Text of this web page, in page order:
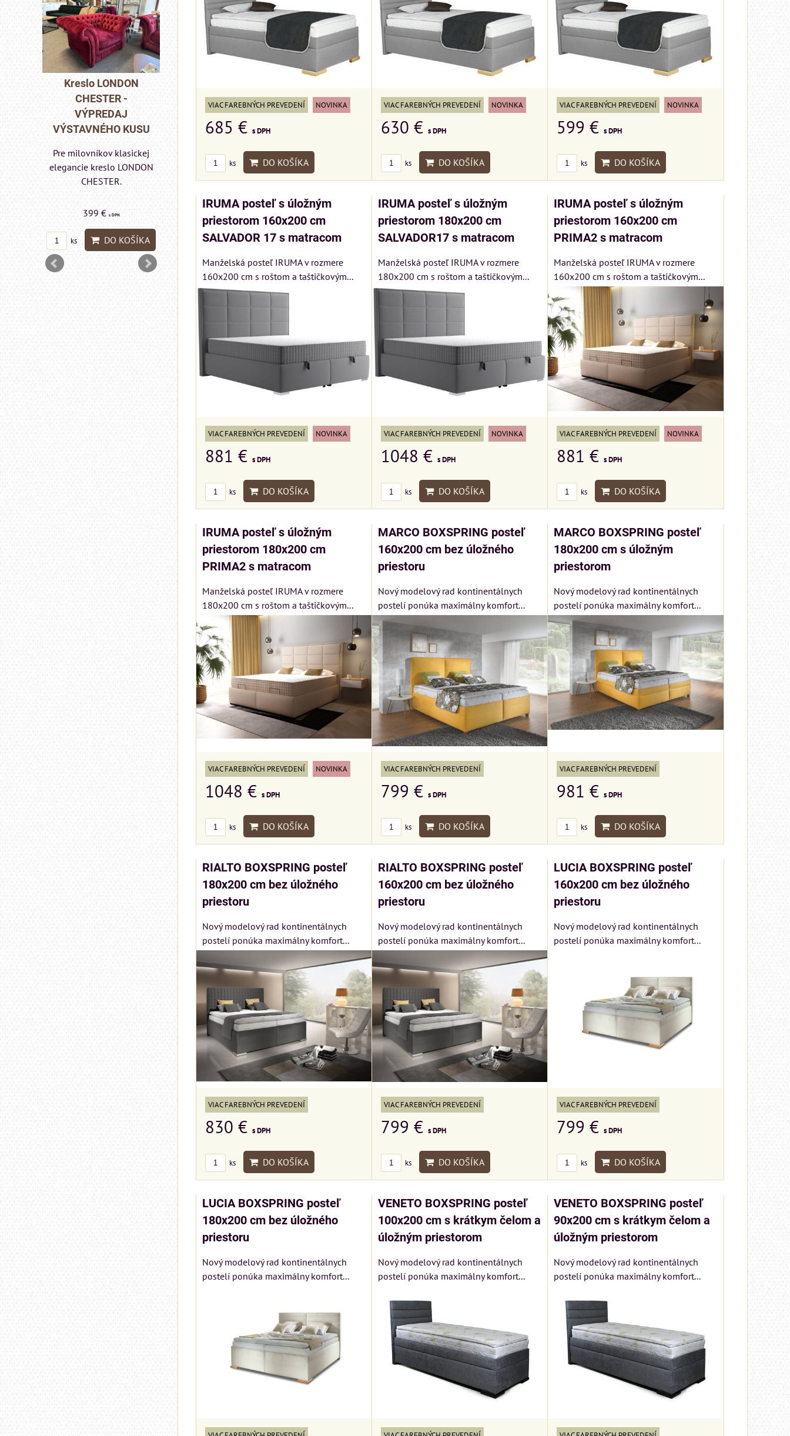
VIAC FAREBNÝCH PREVEDENÍ NOVINKA
685 € s DPH
ks DO KOŠÍKA
VIAC FAREBNÝCH PREVEDENÍ NOVINKA
630 € s DPH
ks DO KOŠÍKA
VIAC FAREBNÝCH PREVEDENÍ NOVINKA
599 €s DPH
ks DO KOŠÍKA
IRUMA posteľ s úložným
priestorom 160x200 cm
SALVADOR 17 s matracom
Manželská posteľ IRUMA v rozmere
160x200 cm s roštom a taštičkovým...
VIAC FAREBNÝCH PREVEDENÍ NOVINKA
881 € s DPH
ks DO KOŠÍKA
IRUMA posteľ s úložným
priestorom 180x200 cm
SALVADOR17 s matracom
Manželská posteľ IRUMA v rozmere
180x200 cm s roštom a taštičkovým...
VIAC FAREBNÝCH PREVEDENÍ NOVINKA
1048 € s DPH
ks DO KOŠÍKA
IRUMA posteľ s úložným
priestorom 160x200 cm
PRIMA2 s matracom
Manželská posteľ IRUMA v rozmere
160x200 cm s roštom a taštičkovým...
VIAC FAREBNÝCH PREVEDENÍ NOVINKA
881 €s DPH
ks DO KOŠÍKA
IRUMA posteľ s úložným
priestorom 180x200 cm
PRIMA2 s matracom
Manželská posteľ IRUMA v rozmere
180x200 cm s roštom a taštičkovým...
VIAC FAREBNÝCH PREVEDENÍ NOVINKA
1048 € s DPH
ks DO KOŠÍKA
MARCO BOXSPRING posteľ
160x200 cm bez úložného
priestoru
Nový modelový rad kontinentálnych
postelí ponúka maximálny komfort...
VIAC FAREBNÝCH PREVEDENÍ
799 € s DPH
ks DO KOŠÍKA
MARCO BOXSPRING posteľ
180x200 cm s úložným
priestorom
Nový modelový rad kontinentálnych
postelí ponúka maximálny komfort...
VIAC FAREBNÝCH PREVEDENÍ
981 €s DPH
ks DO KOŠÍKA
RIALTO BOXSPRING posteľ
180x200 cm bez úložného
priestoru
Nový modelový rad kontinentálnych
postelí ponúka maximálny komfort...
VIAC FAREBNÝCH PREVEDENÍ
830 € s DPH
ks DO KOŠÍKA
RIALTO BOXSPRING posteľ
160x200 cm bez úložného
priestoru
Nový modelový rad kontinentálnych
postelí ponúka maximálny komfort...
VIAC FAREBNÝCH PREVEDENÍ
799 € s DPH
ks DO KOŠÍKA
LUCIA BOXSPRING posteľ
160x200 cm bez úložného
priestoru
Nový modelový rad kontinentálnych
postelí ponúka maximálny komfort...
VIAC FAREBNÝCH PREVEDENÍ
799 €s DPH
ks DO KOŠÍKA
LUCIA BOXSPRING posteľ
180x200 cm bez úložného
priestoru
Nový modelový rad kontinentálnych
postelí ponúka maximálny komfort...
VENETO BOXSPRING posteľ
100x200 cm s krátkym čelom a
úložným priestorom
Nový modelový rad kontinentálnych
postelí ponúka maximálny komfort...
VENETO BOXSPRING posteľ
90x200 cm s krátkym čelom a
úložným priestorom
Nový modelový rad kontinentálnych
postelí ponúka maximálny komfort...
MIZAR - talianský
matrac 175x200 cm
Matrac MIZAR od
talianskeho systému
Rinaldi Bed System
ponúka...
699 €s DPH
ks DO KOŠÍKA
CHESTER -
VÝPREDAJ
VÝSTAVNÉHO KUSU
Pre milovníkov klasickej
elegancie kreslo a
pohovka LONDON
DO KOŠÍKA
CHESTER -
VÝPREDAJ
VÝSTAVNÉHO KUSU
Pre milovníkov klasickej
elegancie kreslo LONDON
CHESTER.
ks DO KOŠÍKA
matrac 175x200 cm
talianskeho systému
Rinaldi Bed System
ponúka...
ks DO KOŠÍKA